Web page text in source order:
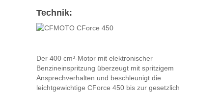
Technik:
Der 400 cm³-Motor mit elektronischer
Benzineinspritzung überzeugt mit spritzigem
Ansprechverhalten und beschleunigt die
leichtgewichtige CForce 450 bis zur gesetzlich